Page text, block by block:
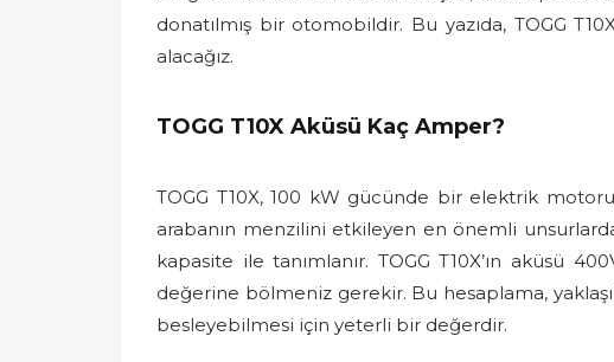
donatılmış bir otomobildir. Bu yazıda, TOGG
alacağız.
TOGG T10X Aküsü Kaç Amper?
TOGG T10X, 100 kW gücünde bir elektrik
arabanın menzilini etkileyen en önemli
kapasite ile tanımlanır. TOGG T10X’ın aküsü
değerine bölmeniz gerekir. Bu hesaplama,
besleyebilmesi için yeterli bir değerdir.